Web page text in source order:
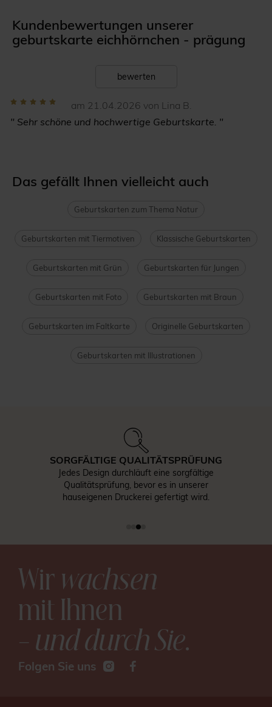
Kundenbewertungen unserer
geburtskarte eichhörnchen - prägung
bewerten
am 21.04.2026 von Lina B.
" Sehr schöne und hochwertige Geburtskarte. "
Das gefällt Ihnen vielleicht auch
Geburtskarten zum Thema Natur
Geburtskarten mit Tiermotiven Klassische Geburtskarten
Geburtskarten mit Grün Geburtskarten für Jungen
Geburtskarten mit Foto Geburtskarten mit Braun
Geburtskarten im Faltkarte Originelle Geburtskarten
Geburtskarten mit Illustrationen
SORGFÄLTIGE QUALITÄTSPRÜFUNG
Jedes Design durchläuft eine sorgfältige
Qualitätsprüfung, bevor es in unserer
hauseigenen Druckerei gefertigt wird.
Wirwachsen
mit Ihnen
– und durch Sie.
Folgen Sie uns